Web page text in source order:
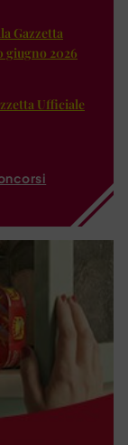
Gazzetta
giugno 2026
Ufficiale